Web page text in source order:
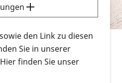
bzw. herunterladen
dieErklärvideos zum
PRO RETINA-Website
Menschen an.
sämtliches Infomaterial
den Link zu diesen
Sie in unserer
finden Sie unser